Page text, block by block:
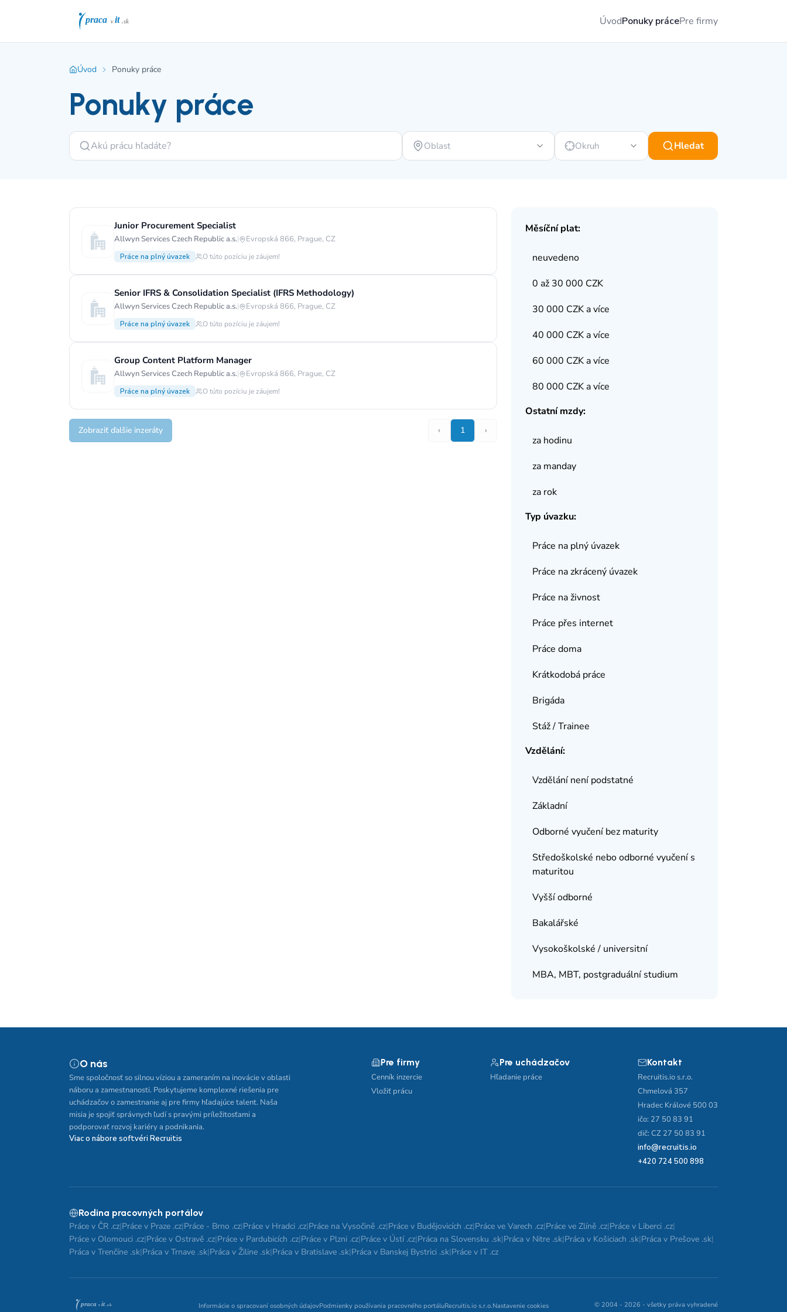
ÚvodPonuky prácePre firmy
Úvod Ponuky práce
Ponuky práce
Oblast Okruh Hledat
Junior Procurement Specialist
Allwyn Services Czech Republic a.s.| Evropská 866, Prague, CZ
Práce na plný úvazek O túto pozíciu je záujem!
Senior IFRS & Consolidation Specialist (IFRS Methodology)
Allwyn Services Czech Republic a.s.| Evropská 866, Prague, CZ
Práce na plný úvazek O túto pozíciu je záujem!
Group Content Platform Manager
Allwyn Services Czech Republic a.s.| Evropská 866, Prague, CZ
Práce na plný úvazek O túto pozíciu je záujem!
Zobraziť ďalšie inzeráty ‹ 1 ›
Měsíční plat:
neuvedeno
0 až 30 000 CZK
30 000 CZK a více
40 000 CZK a více
60 000 CZK a více
80 000 CZK a více
Ostatní mzdy:
za hodinu
za manday
za rok
Typ úvazku:
Práce na plný úvazek
Práce na zkrácený úvazek
Práce na živnost
Práce přes internet
Práce doma
Krátkodobá práce
Brigáda
Stáž / Trainee
Vzdělání:
Vzdělání není podstatné
Základní
Odborné vyučení bez maturity
Středoškolské nebo odborné vyučení s
maturitou
Vyšší odborné
Bakalářské
Vysokoškolské / universitní
MBA, MBT, postgraduální studium
O nás
Sme spoločnosť so silnou víziou a zameraním na inovácie v oblasti
náboru a zamestnanosti. Poskytujeme komplexné riešenia pre
uchádzačov o zamestnanie aj pre firmy hľadajúce talent. Naša
misia je spojiť správnych ľudí s pravými príležitosťami a
podporovať rozvoj kariéry a podnikania.
Viac o nábore softvéri Recruitis
Pre firmy
Cenník inzercie
Vložiť prácu
Pre uchádzačov
Hľadanie práce
Kontakt
Recruitis.io s.r.o.
Chmelová 357
Hradec Králové 500 03
ičo: 27 50 83 91
dič: CZ 27 50 83 91
info@recruitis.io
+420 724 500 898
Rodina pracovných portálov
Práce v ČR .cz|Práce v Praze .cz|Práce - Brno .cz|Práce v Hradci .cz|Práce na Vysočině .cz|Práce v Budějovicích .cz|Práce ve Varech .cz|Práce ve Zlíně .cz|Práce v Liberci .cz|
Práce v Olomouci .cz|Práce v Ostravě .cz|Práce v Pardubicích .cz|Práce v Plzni .cz|Práce v Ústí .cz|Práca na Slovensku .sk|Práca v Nitre .sk|Práca v Košiciach .sk|Práca v Prešove .sk|
Práca v Trenčíne .sk|Práca v Trnave .sk|Práca v Žiline .sk|Práca v Bratislave .sk|Práca v Banskej Bystrici .sk|Práce v IT .cz
Informácie o spracovaní osobných údajovPodmienky používania pracovného portáluRecruitis.io s.r.o.Nastavenie cookies © 2004 - 2026 - všetky práva vyhradené